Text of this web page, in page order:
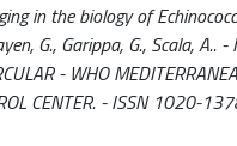
in the biology of
G., Garippa, G., Scala, A.. -
- WHO
CENTER. - ISSN 1020-